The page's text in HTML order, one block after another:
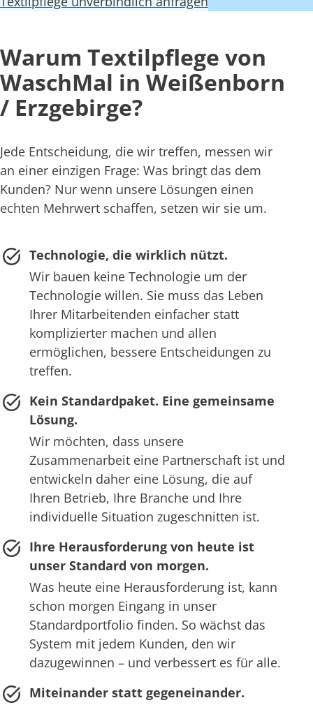
Warum Textilpflege von
WaschMal in Weißenborn
/ Erzgebirge?
Jede Entscheidung, die wir treffen, messen wir
an einer einzigen Frage: Was bringt das dem
Kunden? Nur wenn unsere Lösungen einen
echten Mehrwert schaffen, setzen wir sie um.
Technologie, die wirklich nützt.
Wir bauen keine Technologie um der
Technologie willen. Sie muss das Leben
Ihrer Mitarbeitenden einfacher statt
komplizierter machen und allen
ermöglichen, bessere Entscheidungen zu
treffen.
Kein Standardpaket. Eine gemeinsame
Lösung.
Wir möchten, dass unsere
Zusammenarbeit eine Partnerschaft ist und
entwickeln daher eine Lösung, die auf
Ihren Betrieb, Ihre Branche und Ihre
individuelle Situation zugeschnitten ist.
Ihre Herausforderung von heute ist
unser Standard von morgen.
Was heute eine Herausforderung ist, kann
schon morgen Eingang in unser
Standardportfolio finden. So wächst das
System mit jedem Kunden, den wir
dazugewinnen – und verbessert es für alle.
Miteinander statt gegeneinander.